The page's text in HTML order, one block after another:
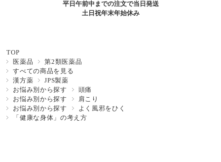
平日午前中までの注文で当日発送
土日祝年末年始休み
TOP
医薬品
第2類医薬品
すべての商品を見る
漢方薬
JPS製薬
お悩み別から探す
頭痛
お悩み別から探す
肩こり
お悩み別から探す
よく風邪をひく
「健康な身体」の考え方